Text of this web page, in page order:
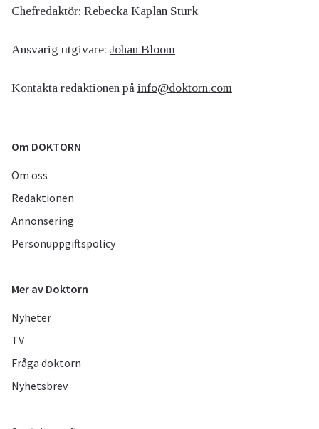
Chefredaktör: Rebecka Kaplan Sturk
Ansvarig utgivare: Johan Bloom
Kontakta redaktionen på info@doktorn.com
Om DOKTORN
Om oss
Redaktionen
Annonsering
Personuppgiftspolicy
Mer av Doktorn
Nyheter
TV
Fråga doktorn
Nyhetsbrev